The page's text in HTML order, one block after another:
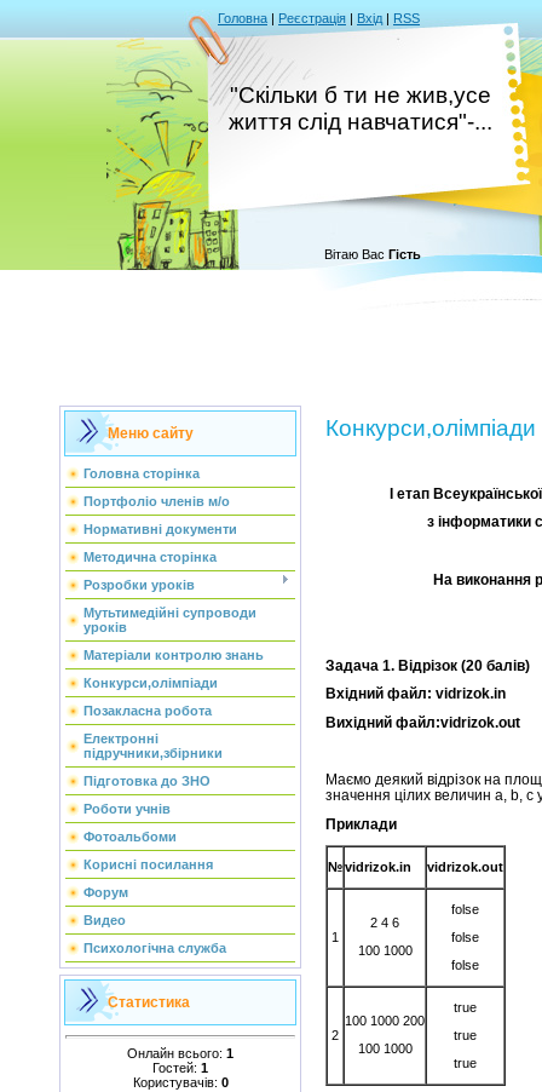
Головна | Реєстрація | Вхід | RSS
"Скільки б ти не жив,усе
життя слід навчатися"-...
Вітаю Вас Гість
Меню сайту
Головна сторінка
Портфоліо членів м/о
Нормативні документи
Методична сторінка
Розробки уроків
Мутьтимедійні супроводи
уроків
Матеріали контролю знань
Конкурси,олімпіади
Позакласна робота
Електронні
підручники,збірники
Підготовка до ЗНО
Роботи учнів
Фотоальбоми
Корисні посилання
Форум
Видео
Психологічна служба
Статистика
Онлайн всього: 1
Гостей: 1
Користувачів: 0
Конкурси,олімпіади
І етап
з інформатики
На виконання
Задача 1
. Відрізок (20 балів)
Вхідний файл: vidrizok.in
Вихідний файл:vidrizok.out
Маємо деякий відрізок на
значення цілих величин a, b, c у
Приклади
№vidrizok.in vidrizok.out
1
2 4 6
100 1000
folse
folse
folse
2
100 1000 200
100 1000
true
true
true